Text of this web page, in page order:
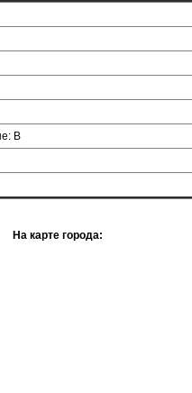
В
На карте города: